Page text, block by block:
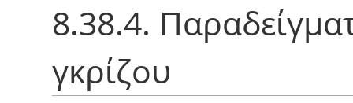
8.38.4.
γκρίζου